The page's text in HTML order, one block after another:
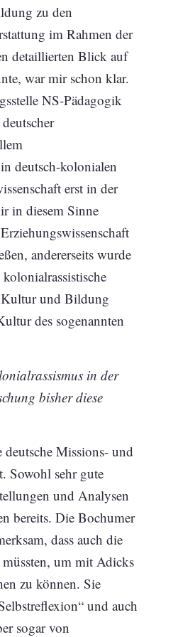
zu den
im Rahmen der
detaillierten Blick auf
war mir schon klar.
NS-Pädagogik
deutsch-kolonialen
erst in der
in diesem Sinne
andererseits wurde
und Bildung
des sogenannten
in der
bisher diese
Missions- und
Sowohl sehr gute
und Analysen
bereits. Die Bochumer
dass auch die
um mit Adicks
zu können. Sie
und auch
sogar von